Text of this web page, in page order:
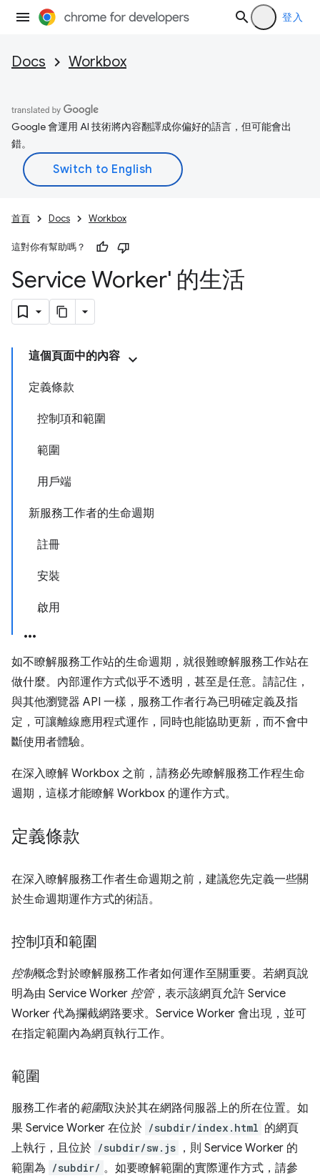
登入
Docs Workbox
Google 會運用 AI 技術將內容翻譯成你偏好的語言，但可能會出
錯。
首頁 Docs Workbox
這對你有幫助嗎？
Service Worker' 的生活
這個頁面中的內容
定義條款
控制項和範圍
範圍
用戶端
新服務工作者的生命週期
註冊
安裝
啟用
如不瞭解服務工作站的生命週期，就很難瞭解服務工作站在
做什麼。內部運作方式似乎不透明，甚至是任意。請記住，
與其他瀏覽器 API 一樣，服務工作者行為已明確定義及指
定，可讓離線應用程式運作，同時也能協助更新，而不會中
斷使用者體驗。
在深入瞭解 Workbox 之前，請務必先瞭解服務工作程生命
週期，這樣才能瞭解 Workbox 的運作方式。
定義條款
在深入瞭解服務工作者生命週期之前，建議您先定義一些關
於生命週期運作方式的術語。
控制項和範圍
控制概念對於瞭解服務工作者如何運作至關重要。若網頁說
明為由 Service Worker 控管，表示該網頁允許 Service
Worker 代為攔截網路要求。Service Worker 會出現 ，並可
在指定範圍內為網頁執行工作。
範圍
服務工作者的範圍取決於其在網路伺服器上的所在位置。如
果 Service Worker 在位於 /subdir/index.html 的網頁
上執行，且位於 /subdir/sw.js ，則 Service Worker 的
範圍為 /subdir/ 。如要瞭解範圍的實際運作方式，請參